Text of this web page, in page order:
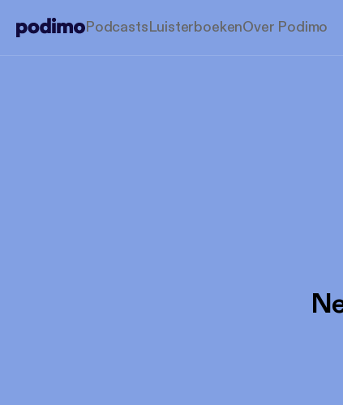
PodcastsLuisterboekenOver Podimo